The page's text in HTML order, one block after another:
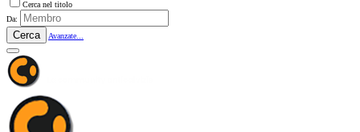
Cerca nel titolo
Da:
Cerca Avanzate...